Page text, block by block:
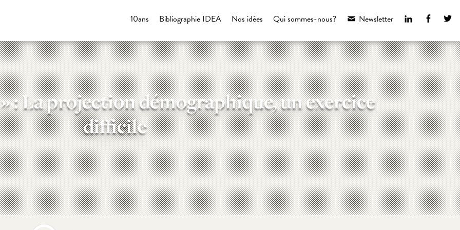
LinkedIn
Newsletter
Qui sommes-nous?
Nos idées
Bibliographie IDEA
10ans
: La projection démographique, un exercice
difficile